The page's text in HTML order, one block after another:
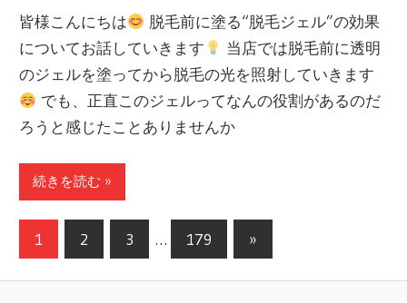
皆様こんにちは
脱毛前に塗る“脱毛ジェル”の効果
についてお話していきます
当店では脱毛前に透明
のジェルを塗ってから脱毛の光を照射していきます
でも、正直このジェルってなんの役割があるのだ
ろうと感じたことありませんか
続きを読む »
投
1 2 3 … 179
次
の
»